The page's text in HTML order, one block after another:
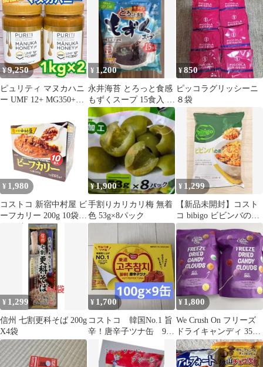
料
¥9,250
ピュリティ マヌカハニ
ー UMF 12+ MG350+
¥ 1,200
永井海苔 とろっと食感
もずくスープ 15食入 和
風しょうゆ味
¥850
ピッコラグリッシーニ
８袋
¥ 1,980
コストコ 新宿中村屋 ビ
ーフカリー 200g 10袋
レトルト カレー 中村屋
¥1,900
手割りカリカリ梅 無着
色 53g×8パック
¥ 1,299
【新品未開封】コスト
コ bibigo ビビンバの素
2人前×4袋 大人気商品
¥ 1,299
信州 七割更科そば 200g
X4袋
¥ 1,700
コストコ 韓国No.1 旨
辛！唐辛子ツナ缶 9
個 HOT PEPPER
TUNA
¥ 1,800
We Crush On フリーズ
ドライキャンディ 350g
2袋